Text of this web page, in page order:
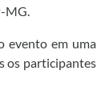
MG.
evento em uma
os participantes